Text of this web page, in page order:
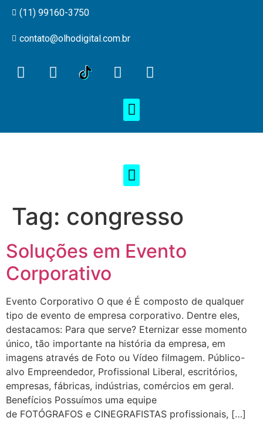
(11) 99160-3750
contato@olhodigital.com.br
Tag: congresso
Soluções em Evento
Corporativo
Evento Corporativo O que é É composto de qualquer
tipo de evento de empresa corporativo. Dentre eles,
destacamos: Para que serve? Eternizar esse momento
único, tão importante na história da empresa, em
imagens através de Foto ou Vídeo filmagem. Público-
alvo Empreendedor, Profissional Liberal, escritórios,
empresas, fábricas, indústrias, comércios em geral.
Benefícios Possuímos uma equipe
de FOTÓGRAFOS e CINEGRAFISTAS profissionais, […]